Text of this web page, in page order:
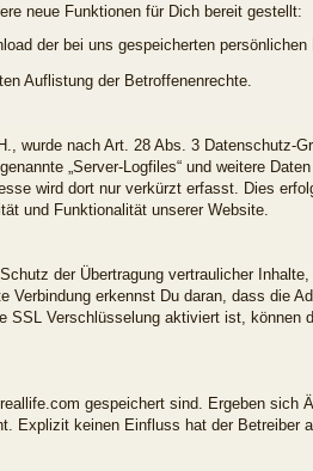
neue Funktionen für Dich bereit gestellt:
der bei uns gespeicherten
Auflistung der Betroffenenrechte.
wurde nach Art. 28 Abs. 3 Datenschutz-
„Server-Logfiles“ und weitere
wird dort nur verkürzt erfasst. Dies
und Funktionalität unserer Website.
der Übertragung vertraulicher
Verbindung erkennst Du daran, dass die
SSL Verschlüsselung aktiviert ist,
gespeichert sind. Ergeben sich
Explizit keinen Einfluss hat der